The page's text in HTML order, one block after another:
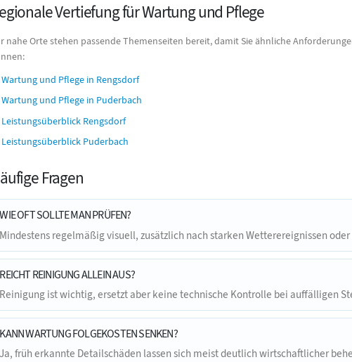
Vertiefung für Wartung und Pflege
nahe Orte stehen passende Themenseiten bereit, damit Sie ähnliche
Wartung und Pflege in Rengsdorf
Wartung und Pflege in Puderbach
Leistungsüberblick Rengsdorf
Leistungsüberblick Puderbach
Fragen
WIE OFT SOLLTE MAN PRÜFEN?
Mindestens regelmäßig visuell, zusätzlich nach starken Wetterereignissen
REICHT REINIGUNG ALLEIN AUS?
Reinigung ist wichtig, ersetzt aber keine technische Kontrolle bei auffälligen
KANN WARTUNG FOLGEKOSTEN SENKEN?
Ja, früh erkannte Detailschäden lassen sich meist deutlich wirtschaftlicher